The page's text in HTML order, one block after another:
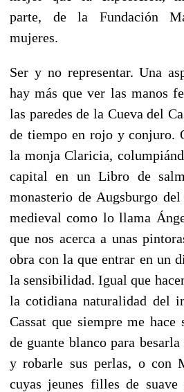
parte, de la Fundación
mujeres.
Ser y no representar. Una
hay más que ver las manos
las paredes de la Cueva del
de tiempo en rojo y conjuro.
la monja Claricia,
capital en un Libro de
monasterio de Augsburgo
medieval como lo llama
que nos acerca a unas
obra con la que entrar en un
la sensibilidad. Igual que
la cotidiana naturalidad del
Cassat que siempre me hace
de guante blanco para
y robarle sus perlas, o con
cuyas jeunes filles de